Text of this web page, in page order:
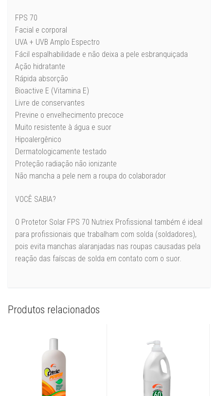
FPS 70
Facial e corporal
UVA + UVB Amplo Espectro
Fácil espalhabilidade e não deixa a pele esbranquiçada
Ação hidratante
Rápida absorção
Bioactive E (Vitamina E)
Livre de conservantes
Previne o envelhecimento precoce
Muito resistente à água e suor
Hipoalergênico
Dermatologicamente testado
Proteção radiação não ionizante
Não mancha a pele nem a roupa do colaborador
VOCÊ SABIA?
O Protetor Solar FPS 70 Nutriex Profissional também é ideal
para profissionais que trabalham com solda (soldadores),
pois evita manchas alaranjadas nas roupas causadas pela
reação das faíscas de solda em contato com o suor.
Produtos relacionados